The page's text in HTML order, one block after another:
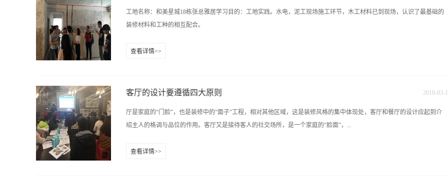
我，真好。现在学习CAD已经快两个月了，学到的东西很多，也慢慢能画出一整套的施工图了，虽然还是会出点小差错，
我们杨老师也是个非常负责任的老师，每次讲完一个新的东西，都会反复问我们会不会，直到我们每个人都弄懂，理解为
学的话调节气氛，让我们上课没那么枯燥。 很高兴来到九木，遇见这些老师和同学们，在这里有一句很官方的话："让
工地名称：和美星城18栋张总雅居学习目的：工地实践。水电，泥工现场施工环节，木工材料已到现场，认识了最基础的
装修材料和工种的相互配合。
查看详情>>
客厅的设计要遵循四大原则
厅是家庭的“门脸”，也是装修中的“面子”工程，相对其他区域，这是装修风格的集中体现处，客厅和餐厅的设计应起到介
绍主人的格调与品位的作用。客厅又是接待客人的社交场所，是一个家庭的“脸面”，...
2018-03-
查看详情>>